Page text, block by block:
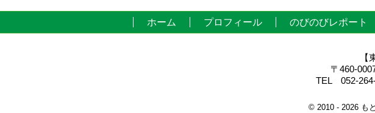
ホーム プロフィール のびのびレポート
【
〒460-
TEL 052-
© 2010 - 2026 も